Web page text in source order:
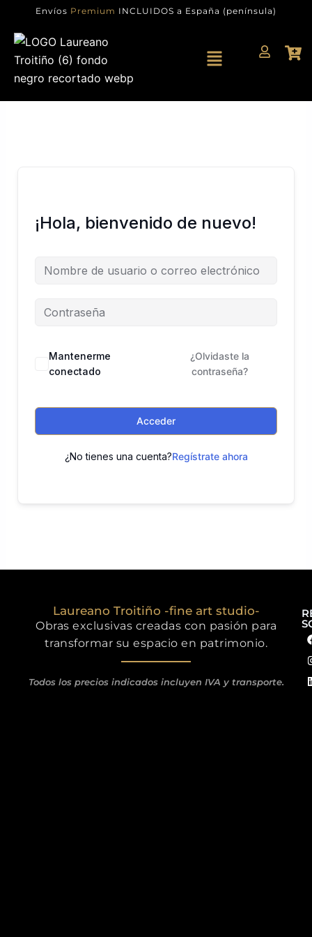
contenido
Envíos Premium INCLUIDOS a España (península)
Menú
¡Hola, bienvenido de nuevo!
Mantenerme
conectado
¿Olvidaste la
contraseña?
Acceder
¿No tienes una cuenta?Regístrate ahora
Laureano Troitiño -fine art studio-
Obras exclusivas creadas con pasión para
transformar su espacio en patrimonio.
Todos los precios indicados incluyen IVA y transporte.